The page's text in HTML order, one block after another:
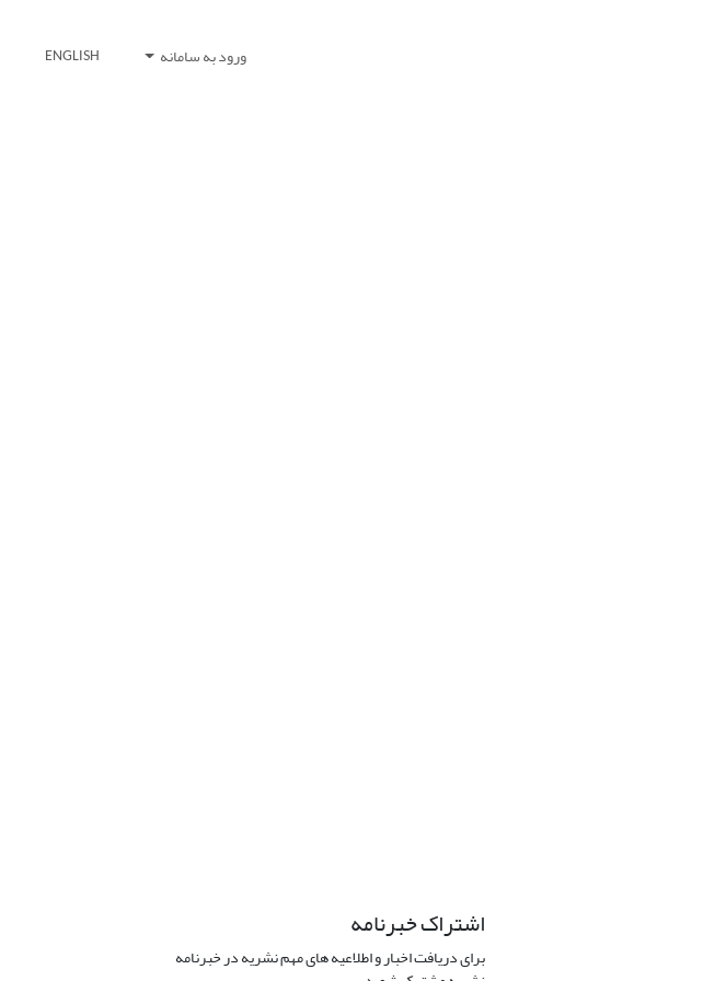
ورود به سامانه ENGLISH
اشتراک خبرنامه
برای دریافت اخبار و اطلاعیه های مهم نشریه در خبرنامه